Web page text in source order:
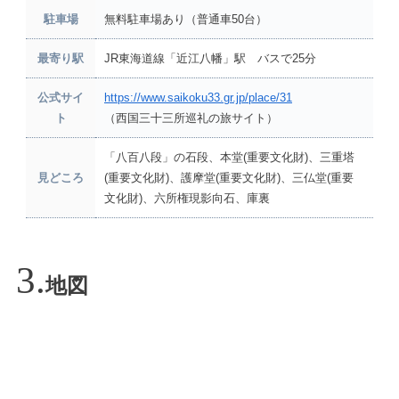
駐車場 無料駐車場あり（普通車50台）
最寄り駅 JR東海道線「近江八幡」駅 バスで25分
公式サイ
ト
https://www.saikoku33.gr.jp/place/31
（西国三十三所巡礼の旅サイト）
見どころ
「八百八段」の石段、本堂(重要文化財)、三重塔
(重要文化財)、護摩堂(重要文化財)、三仏堂(重要
文化財)、六所権現影向石、庫裏
地図